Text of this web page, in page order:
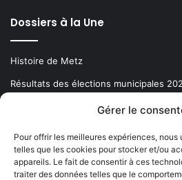
Gérer le
Pour offrir les meilleures expériences,
telles que les cookies pour stocker et/ou
appareils. Le fait de consentir à ces
traiter des données telles que le
Dossiers à la Une
Histoire de Metz
Résultats des élections municipales
Newsletter gratuite